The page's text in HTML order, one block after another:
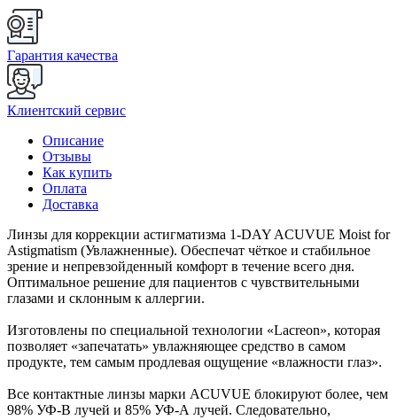
Гарантия качества
Клиентский сервис
Описание
Отзывы
Как купить
Оплата
Доставка
Линзы для коррекции астигматизма 1-DAY ACUVUE Moist for
Astigmatism (Увлажненные). Обеспечат чёткое и стабильное
зрение и непревзойденный комфорт в течение всего дня.
Оптимальное решение для пациентов с чувствительными
глазами и склонным к аллергии.
Изготовлены по специальной технологии «Lacreon», которая
позволяет «запечатать» увлажняющее средство в самом
продукте, тем самым продлевая ощущение «влажности глаз».
Все контактные линзы марки ACUVUE блокируют более, чем
98% УФ-В лучей и 85% УФ-А лучей. Следовательно,